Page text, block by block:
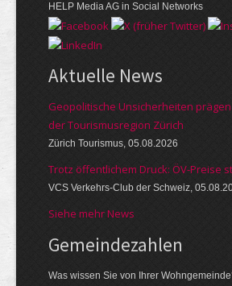
HELP Media AG in Social Networks
Aktuelle News
Geopolitische Unsicherheiten
der Tourismusregion Zürich
Zürich Tourismus, 05.08.2026
Trotz öffentlichem Druck: ÖV-Preise
VCS Verkehrs-Club der Schweiz,
Siehe mehr News
Gemeinde­zahlen
Was wissen Sie von Ihrer